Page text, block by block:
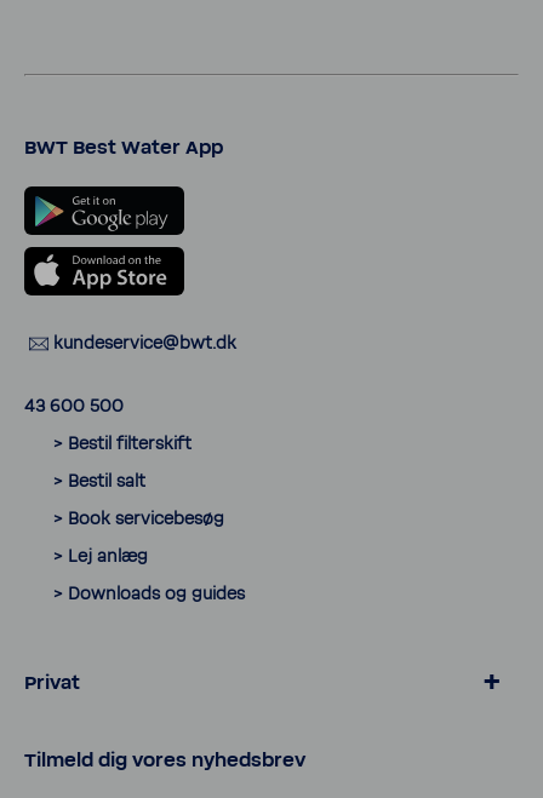
BWT Best Water App
kunde­ser­vice@bwt.dk
43 600 500
> Bestil filter­skift
> Bestil salt
> Book servicebesøg
> Lej anlæg
> Down­loads og guides
Privat
> Salt og tilbehør til blødgøring
Tilmeld dig vores nyheds­brev